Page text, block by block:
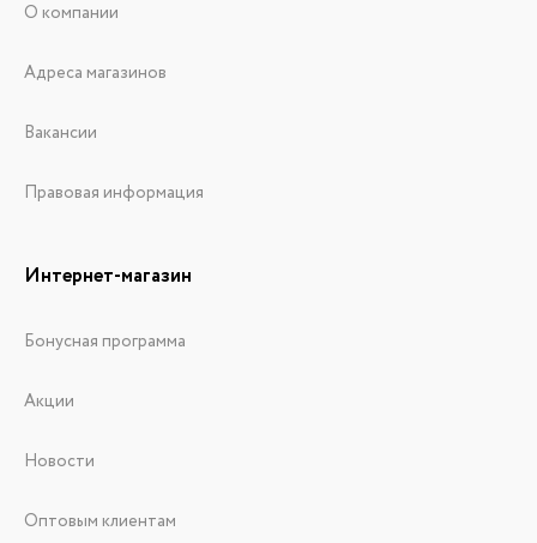
О компании
Адреса магазинов
Вакансии
Правовая информация
Интернет-магазин
Бонусная программа
Акции
Новости
Оптовым клиентам